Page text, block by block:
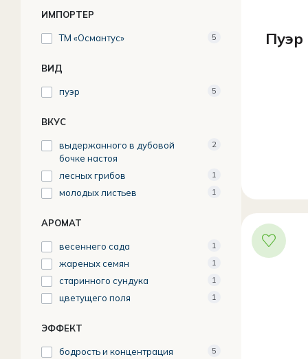
ИМПОРТЕР
ТМ «Османтус» 5
ВИД
пуэр 5
ВКУС
выдержанного в дубовой
бочке настоя
2
лесных грибов 1
молодых листьев 1
АРОМАТ
весеннего сада 1
жареных семян 1
старинного сундука 1
цветущего поля 1
ЭФФЕКТ
бодрость и концентрация 5